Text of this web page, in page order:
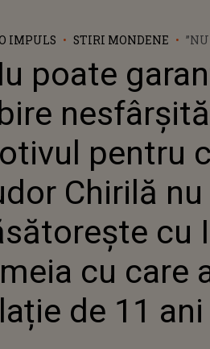
IMPULS STIRI MONDENE
NU
CU
11
poate
pentru
Chirilă nu
cu
cu care
de 11 ani